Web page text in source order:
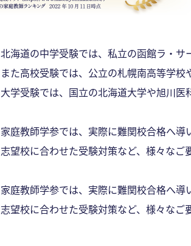
北海道の中学受験では、私立の函館ラ・サ
また高校受験では、公立の札幌南高等学
大学受験では、国立の北海道大学や旭川医
家庭教師学参では、実際に難関校合格へ導
志望校に合わせた受験対策など、様々なご
家庭教師学参では、実際に難関校合格へ導
志望校に合わせた受験対策など、様々なご